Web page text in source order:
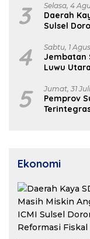
3 Selasa, 4
Daerah
Sulsel
4 Sabtu, 1
Jembatan
Luwu
5 Jumat, 31
Pemprov
Ekonomi